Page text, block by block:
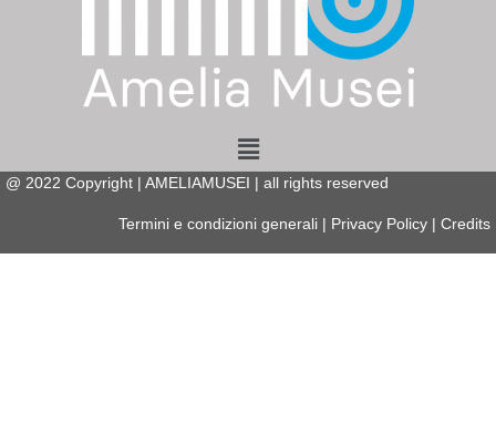
Menu
@ 2022 Copyright | AMELIAMUSEI | all rights reserved
Termini e condizioni generali Privacy Policy Credits